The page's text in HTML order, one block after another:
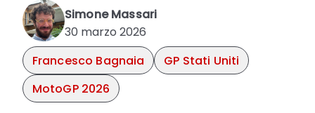
Simone Massari
30 marzo 2026
Francesco Bagnaia
GP Stati Uniti
MotoGP 2026